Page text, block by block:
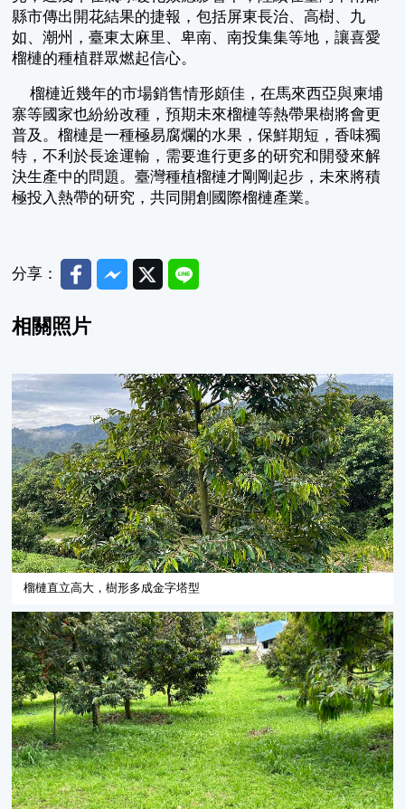
縣市傳出開花結果的捷報，包括屏東長治、高樹、九
如、潮州，臺東太麻里、卑南、南投集集等地，讓喜愛
榴槤的種植群眾燃起信心。
榴槤近幾年的市場銷售情形頗佳，在馬來西亞與柬埔
寨等國家也紛紛改種，預期未來榴槤等熱帶果樹將會更
普及。榴槤是一種極易腐爛的水果，保鮮期短，香味獨
特，不利於長途運輸，需要進行更多的研究和開發來解
決生產中的問題。臺灣種植榴槤才剛剛起步，未來將積
極投入熱帶的研究，共同開創國際榴槤產業。
分享： FacebookMessenger
TwitterLine
相關照片
榴槤直立高大，樹形多成金字塔型